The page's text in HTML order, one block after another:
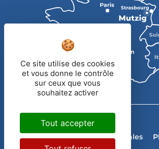
2023Ville de Mutzig
Contact
Mentions légales
Ce site utilise des cookies
et vous donne le contrôle
sur ceux que vous
souhaitez activer
Tout accepter